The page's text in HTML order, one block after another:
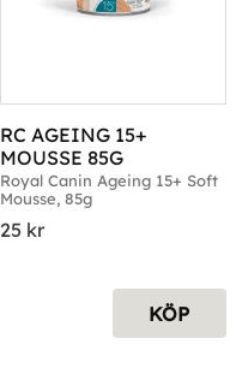
RC AGEING 15+
MOUSSE 85G
Royal Canin Ageing 15+ Soft
Mousse, 85g
25 kr
KÖP